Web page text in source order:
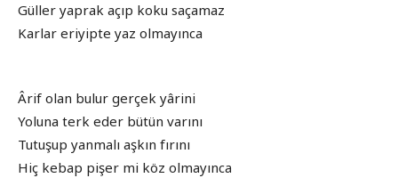
Güller yaprak açıp koku saçamaz
Karlar eriyipte yaz olmayınca
Ârif olan bulur gerçek yârini
Yoluna terk eder bütün varını
Tutuşup yanmalı aşkın fırını
Hiç kebap pişer mi köz olmayınca